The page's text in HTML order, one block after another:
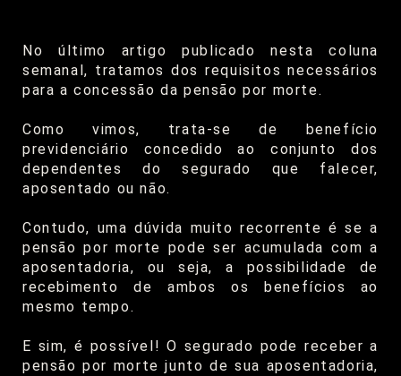
No último artigo publicado nesta coluna
semanal, tratamos dos requisitos necessários
para a concessão da pensão por morte.
Como vimos, trata-se de benefício
previdenciário concedido ao conjunto dos
dependentes do segurado que falecer,
aposentado ou não.
Contudo, uma dúvida muito recorrente é se a
pensão por morte pode ser acumulada com a
aposentadoria, ou seja, a possibilidade de
recebimento de ambos os benefícios ao
mesmo tempo.
E sim, é possível! O segurado pode receber a
pensão por morte junto de sua aposentadoria,